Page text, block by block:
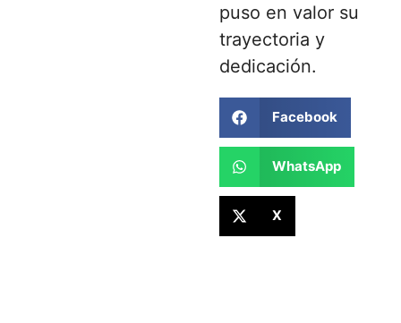
puso en valor su
trayectoria y
dedicación.
Facebook
WhatsApp
X